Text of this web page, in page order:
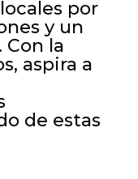
por
y un
la
aspira a
de estas